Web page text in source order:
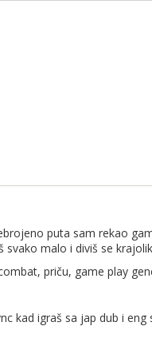
puta sam rekao
svako malo i diviš se
priču, game play
kad igraš sa jap dub i